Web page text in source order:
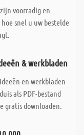
voorradig en
snel u uw bestelde
& werkbladen
en werkbladen
als PDF-bestand
gratis downloaden.